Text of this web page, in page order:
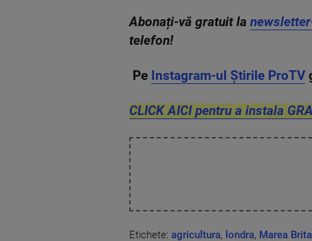
Abonați-vă gratuit la
telefon!
Pe Instagram-ul Știrile ProTV
CLICK AICI pentru a instala
Etichete: agricultura, londra, Marea